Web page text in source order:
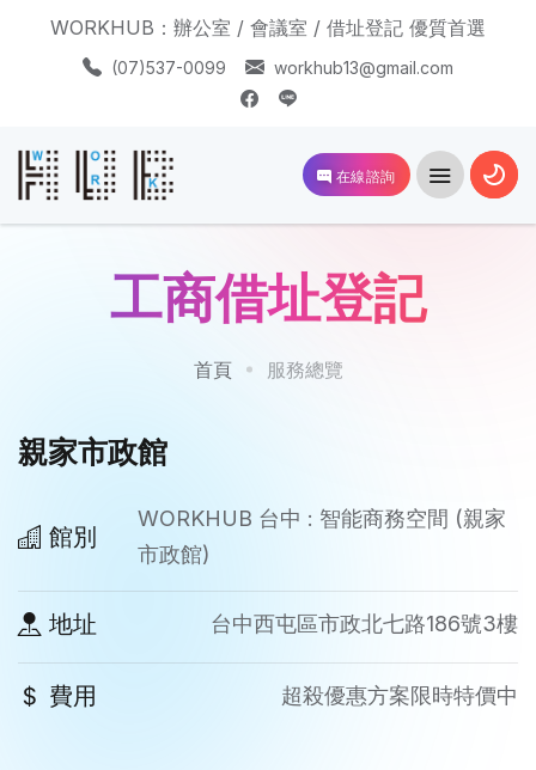
WORKHUB：辦公室 / 會議室 / 借址登記 優質首選
(07)537-0099 workhub13@gmail.com
在線諮詢
工商借址登記
首頁 服務總覽
親家市政館
館別
WORKHUB 台中 : 智能商務空間 (親家
市政館)
地址 台中西屯區市政北七路186號3樓
費用 超殺優惠方案限時特價中